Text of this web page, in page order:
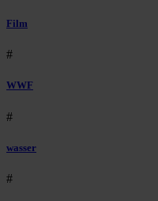
Film
#
WWF
#
wasser
#